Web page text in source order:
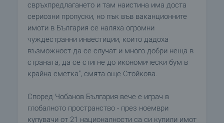
свръхпредлагането и там наистина има доста
сериозни пропуски, но пък във ваканционните
имоти в България се наляха огромни
чуждестранни инвестиции, които дадоха
възможност да се случат и много добри неща в
страната, да се стигне до икономически бум в
крайна сметка", смята още Стойкова.
Според Чобанов България вече е играч в
глобалното пространство - през ноември
купувачи от 21 националности са си купили имот